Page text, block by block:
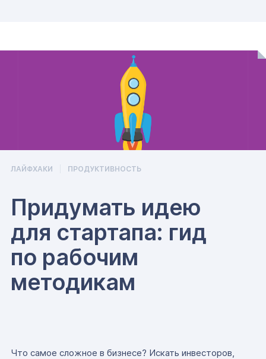
ЛАЙФХАКИ ПРОДУКТИВНОСТЬ
Придумать идею
для стартапа: гид
по рабочим
методикам
Что самое сложное в бизнесе? Искать инвесторов,